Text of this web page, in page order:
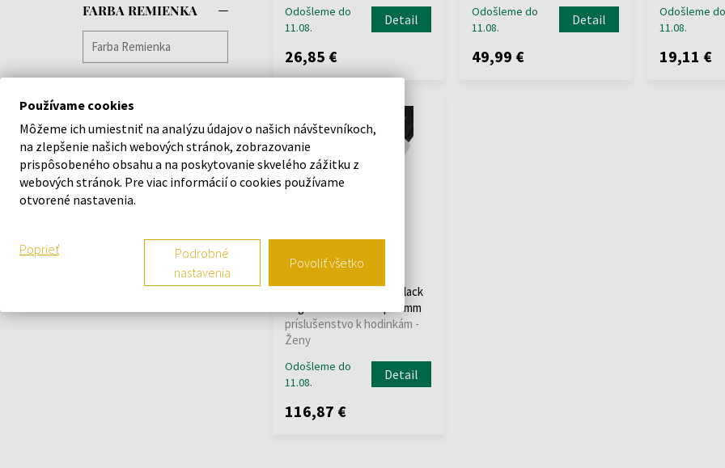
FARBA REMIENKA
Odošleme do
11.08.
Detail
26,85 €
Odošleme do
11.08.
Detail
49,99 €
Odošleme do
11.08.
19,11 €
A01U0518339019CR19 Black
alligator Watch Strap 19mm
príslušenstvo k hodinkám -
Ženy
Odošleme do
11.08.
Detail
116,87 €
Používame cookies
Môžeme ich umiestniť na analýzu údajov o našich návštevníkoch,
na zlepšenie našich webových stránok, zobrazovanie
prispôsobeného obsahu a na poskytovanie skvelého zážitku z
webových stránok. Pre viac informácií o cookies používame
otvorené nastavenia.
Poprieť
Podrobné
nastavenia
Povoliť všetko